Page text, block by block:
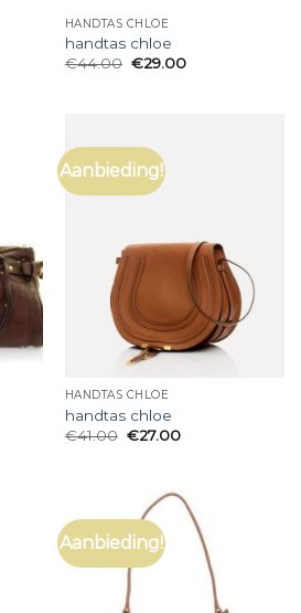
HANDTAS CHLOE
handtas chloe
€44.00 €29.00
Aanbieding!
HANDTAS CHLOE
handtas chloe
€41.00 €27.00
Aanbieding!